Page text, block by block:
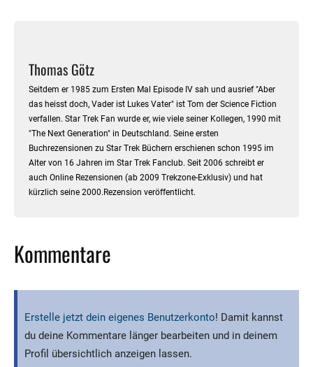
Thomas Götz
Seitdem er 1985 zum Ersten Mal Episode IV sah und ausrief "Aber
das heisst doch, Vader ist Lukes Vater" ist Tom der Science Fiction
verfallen. Star Trek Fan wurde er, wie viele seiner Kollegen, 1990 mit
"The Next Generation" in Deutschland. Seine ersten
Buchrezensionen zu Star Trek Büchern erschienen schon 1995 im
Alter von 16 Jahren im Star Trek Fanclub. Seit 2006 schreibt er
auch Online Rezensionen (ab 2009 Trekzone-Exklusiv) und hat
kürzlich seine 2000.Rezension veröffentlicht.
Kommentare
Erstelle jetzt dein eigenes Benutzerkonto! Damit kannst
du deine Kommentare länger bearbeiten und in deinem
Profil übersichtlich anzeigen lassen.